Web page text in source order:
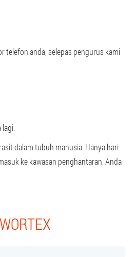
telefon anda, selepas pengurus kami
dalam tubuh manusia. Hanya hari
ke kawasan penghantaran. Anda